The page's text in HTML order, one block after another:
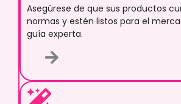
Asegúrese de que sus productos
normas y estén listos para el
guía experta.